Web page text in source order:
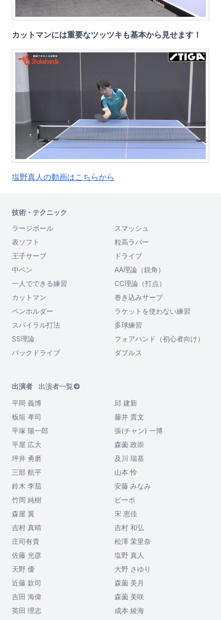
カットマンには重要なツッツキも基本から見せます！
塩野真人の動画はこちらから
技術・テクニック
ラージボール
スマッシュ
表ソフト
粒高ラバー
王子サーブ
ドライブ
中ペン
AA理論（鋭角）
一人でできる練習
CC理論（打点）
カットマン
巻き込みサーブ
ペンホルダー
ラケットを使わない練習
スパイラル打法
多球練習
SS理論
フォアハンド（初心者向け）
バックドライブ
ダブルス
出演者
出演者一覧
平岡 義博
邱 建新
板垣 孝司
藤井 貴文
平塚 陽一郎
張(チャン) 一博
平屋 広大
森薗 政崇
坪井 勇磨
及川 瑞基
三部 航平
山本 怜
鈴木 李茄
安藤 みなみ
竹岡 純樹
ビーボ
森屋 翼
宋 恵佳
吉村 真晴
吉村 和弘
庄司有貴
松澤 茉里奈
佐藤 光彦
塩野 真人
天野 優
大野 さゆり
近藤 欽司
森薗 美月
吉田 海偉
森薗 美咲
英田 理志
成本 綾海